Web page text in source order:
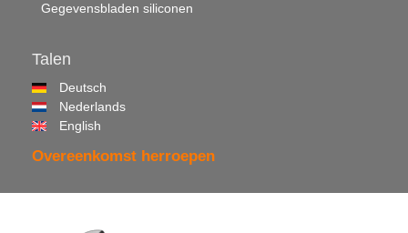
Gegevensbladen siliconen
Talen
Deutsch
Nederlands
English
Overeenkomst herroepen